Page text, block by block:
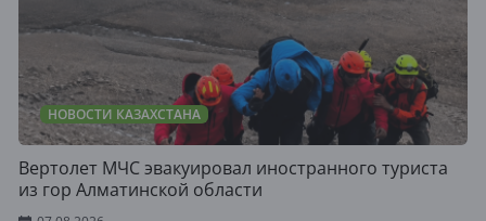
НОВОСТИ КАЗАХСТАНА
Вертолет МЧС эвакуировал иностранного туриста
из гор Алматинской области